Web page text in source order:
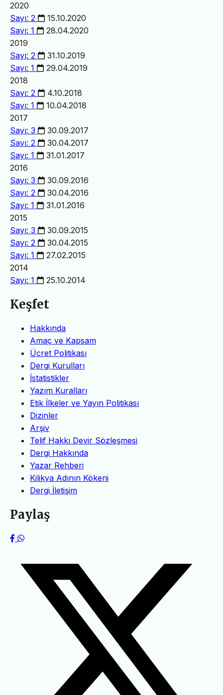
2020
Sayı: 2
15.10.2020
Sayı: 1
28.04.2020
2019
Sayı: 2
31.10.2019
Sayı: 1
29.04.2019
2018
Sayı: 2
4.10.2018
Sayı: 1
10.04.2018
2017
Sayı: 3
30.09.2017
Sayı: 2
30.04.2017
Sayı: 1
31.01.2017
2016
Sayı: 3
30.09.2016
Sayı: 2
30.04.2016
Sayı: 1
31.01.2016
2015
Sayı: 3
30.09.2015
Sayı: 2
30.04.2015
Sayı: 1
27.02.2015
2014
Sayı: 1
25.10.2014
Keşfet
Hakkında
Amaç ve Kapsam
Ücret Politikası
Dergi Kurulları
İstatistikler
Yazım Kuralları
Etik İlkeler ve Yayın Politikası
Dizinler
Arşiv
Telif Hakkı Devir Sözleşmesi
Dergi Hakkında
Yazar Rehberi
Kilikya Adının Kökeni
Dergi İletişim
Paylaş